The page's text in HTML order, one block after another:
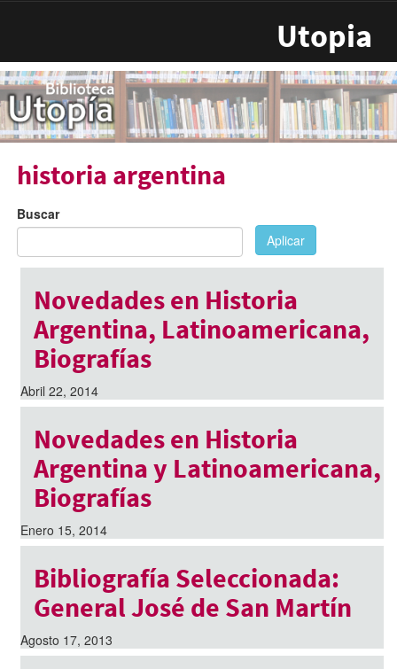
Utopia
historia argentina
Buscar
Aplicar
Novedades en Historia
Argentina, Latinoamericana,
Biografías
Abril 22, 2014
Novedades en Historia
Argentina y Latinoamericana,
Biografías
Enero 15, 2014
Bibliografía Seleccionada:
General José de San Martín
Agosto 17, 2013